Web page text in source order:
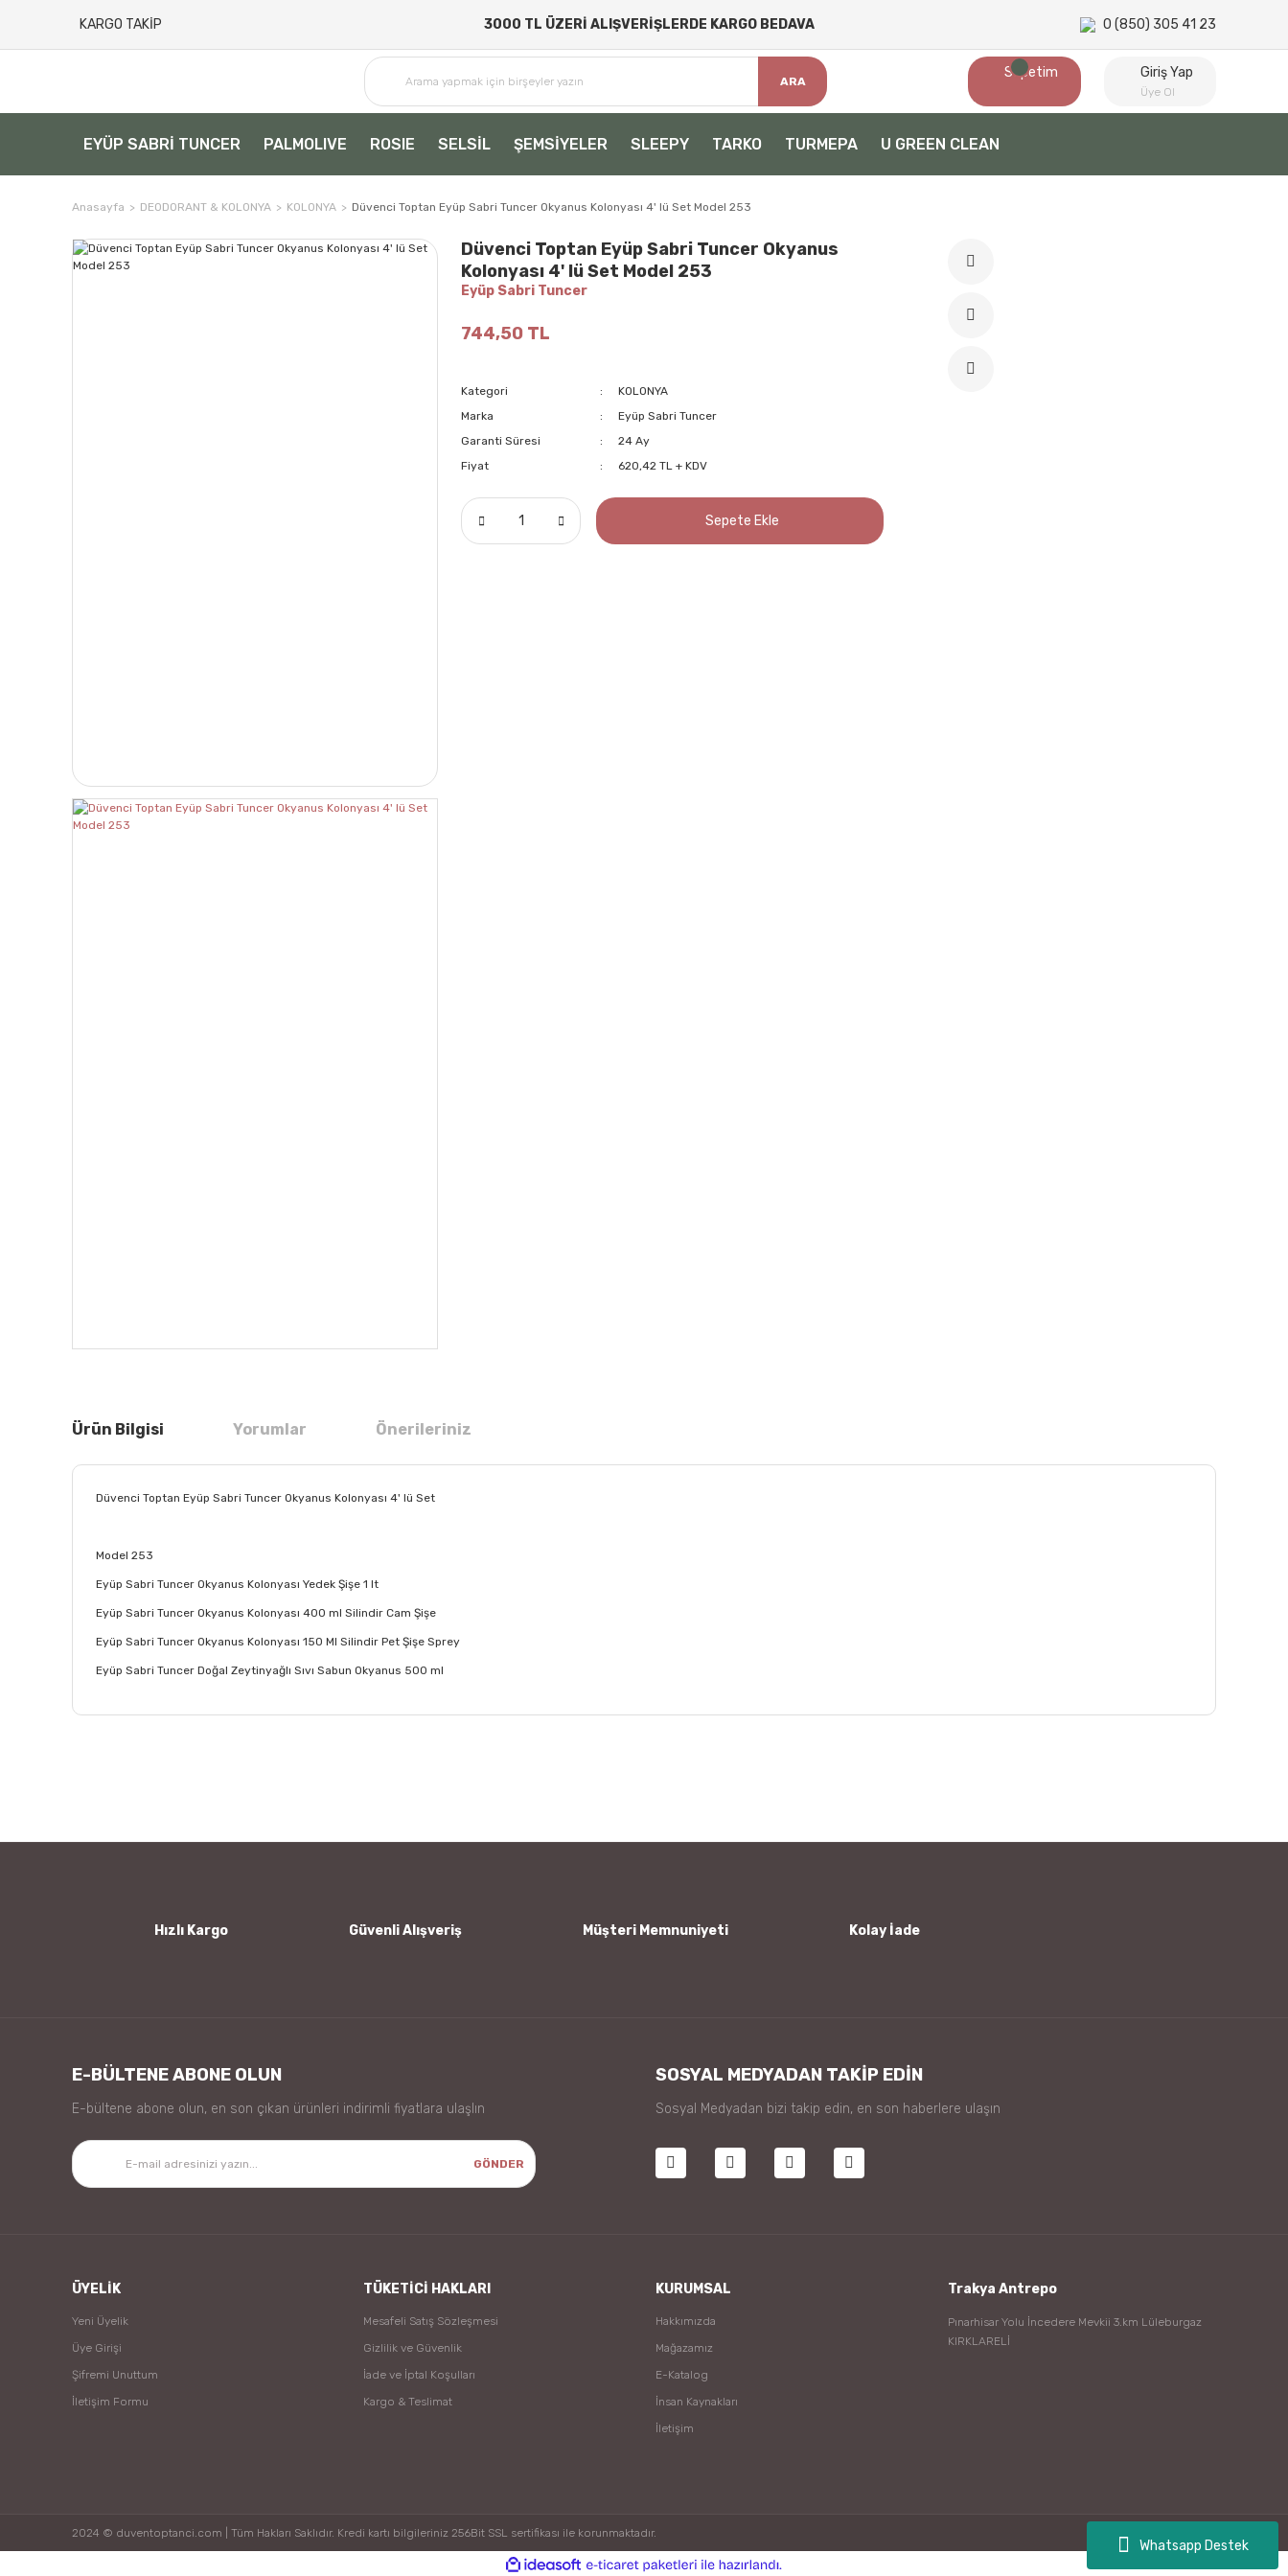
Whatsapp Destek
KARGO TAKİP 3000 TL ÜZERİ ALIŞVERİŞLERDE KARGO BEDAVA 0 (850) 305 41 23
ARA
Sepetim Giriş Yap
Üye Ol
EYÜP SABRİ TUNCER PALMOLIVE ROSIE SELSİL ŞEMSİYELER SLEEPY TARKO TURMEPA U GREEN CLEAN
Anasayfa DEODORANT & KOLONYA KOLONYA Düvenci Toptan Eyüp Sabri Tuncer Okyanus Kolonyası 4' lü Set Model 253
Düvenci Toptan Eyüp Sabri Tuncer Okyanus
Kolonyası 4' lü Set Model 253
Eyüp Sabri Tuncer
744,50 TL
Kategori
KOLONYA
Marka
Eyüp Sabri Tuncer
Garanti Süresi
24 Ay
Fiyat
620,42 TL + KDV
Sepete Ekle
Ürün Bilgisi Yorumlar Önerileriniz
Düvenci Toptan Eyüp Sabri Tuncer Okyanus Kolonyası 4' lü Set
Model 253
Eyüp Sabri Tuncer Okyanus Kolonyası Yedek Şişe 1 lt
Eyüp Sabri Tuncer Okyanus Kolonyası 400 ml Silindir Cam Şişe
Eyüp Sabri Tuncer Okyanus Kolonyası 150 Ml Silindir Pet Şişe Sprey
Eyüp Sabri Tuncer Doğal Zeytinyağlı Sıvı Sabun Okyanus 500 ml
Hızlı Kargo Güvenli Alışveriş Müşteri Memnuniyeti Kolay İade
E-BÜLTENE ABONE OLUN
E-bültene abone olun, en son çıkan ürünleri indirimli fiyatlara ulaşlın
GÖNDER
SOSYAL MEDYADAN TAKİP EDİN
Sosyal Medyadan bizi takip edin, en son haberlere ulaşın
ÜYELİK
Yeni Üyelik
Üye Girişi
Şifremi Unuttum
İletişim Formu
TÜKETİCİ HAKLARI
Mesafeli Satış Sözleşmesi
Gizlilik ve Güvenlik
İade ve İptal Koşulları
Kargo & Teslimat
KURUMSAL
Hakkımızda
Mağazamız
E-Katalog
İnsan Kaynakları
İletişim
Trakya Antrepo
Pınarhisar Yolu İncedere Mevkii 3.km Lüleburgaz
KIRKLARELİ
2024 © duventoptanci.com | Tüm Hakları Saklıdır. Kredi kartı bilgileriniz 256Bit SSL sertifikası ile korunmaktadır.
ideasoft
e-